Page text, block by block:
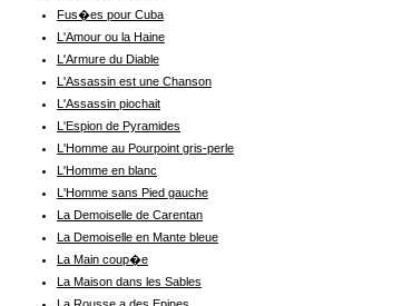
Fus�es pour Cuba
L'Amour ou la Haine
L'Armure du Diable
L'Assassin est une Chanson
L'Assassin piochait
L'Espion de Pyramides
L'Homme au Pourpoint gris-perle
L'Homme en blanc
L'Homme sans Pied gauche
La Demoiselle de Carentan
La Demoiselle en Mante bleue
La Main coup�e
La Maison dans les Sables